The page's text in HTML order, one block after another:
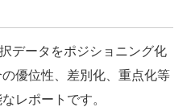
データをポジショニング化
優位性、差別化、重点化等
レポートです。